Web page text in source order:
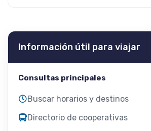
Información útil para viajar
Consultas principales
Buscar horarios y destinos
Directorio de cooperativas